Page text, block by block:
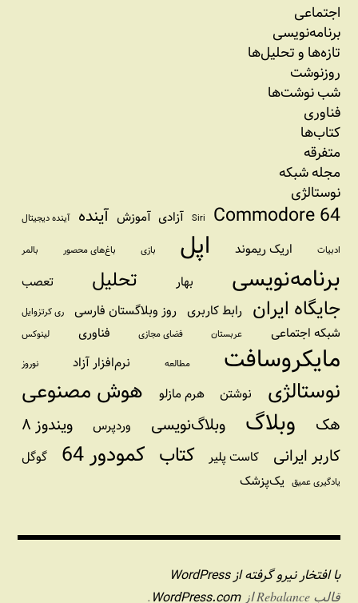
اجتماعی
برنامه‏‌نویسی
تازه‌‌ها و تحلیل‌ها
روزنوشت
شب نوشت‌ها
فناوری
کتاب‌ها
متفرقه
مجله شبکه
نوستالژی
Commodore 64
Siri آزادی آموزش آینده آینده دیجیتال
ادبیات اریک ریموند اپل بازی باغ‌های محصور بالمر
برنامه‌نویسی بهار تحلیل تعصب
جایگاه ایران رابط کاربری روز وبلاگستان فارسی ری کرتزوایل
شبکه اجتماعی عربستان فضای مجازی فناوری لینوکس
مایکروسافت مطالعه نرم‌افزار آزاد نوروز
نوستالژی نوشتن هرم مازلو هوش مصنوعی
هک وبلاگ وبلاگ‌نویسی وردپرس
ویندوز ۸
کاربر ایرانی
کاست پلیر کتاب کمودور 64 گوگل
یادگیری عمیق یک‌پزشک
با افتخار نیرو گرفته از WordPress
قالب Rebalance از WordPress.com
.